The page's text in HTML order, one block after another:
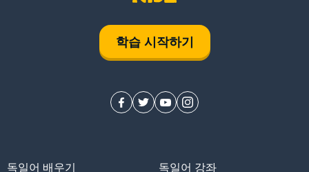
학습 시작하기
독일어 배우기
독일어 강좌